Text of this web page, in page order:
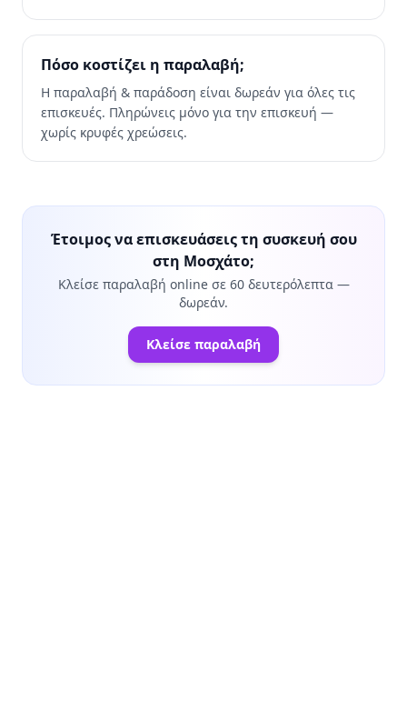
Πόσο κοστίζει η παραλαβή;
Η παραλαβή & παράδοση είναι δωρεάν για όλες τις
επισκευές. Πληρώνεις μόνο για την επισκευή —
χωρίς κρυφές χρεώσεις.
Έτοιμος να επισκευάσεις τη συσκευή σου
στη Μοσχάτο;
Κλείσε παραλαβή online σε 60 δευτερόλεπτα —
δωρεάν.
Κλείσε παραλαβή